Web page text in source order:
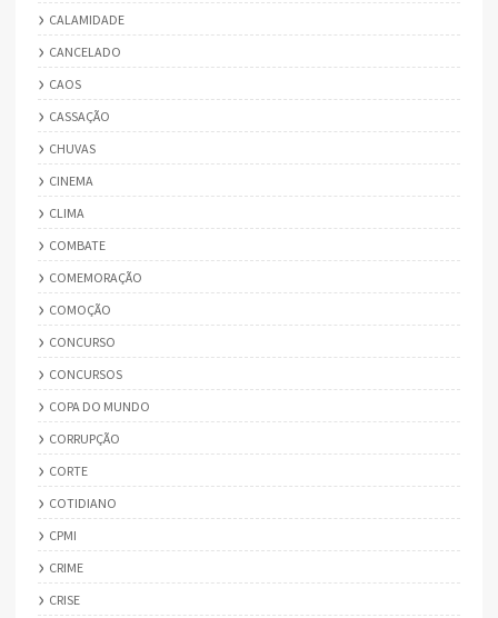
CALAMIDADE
CANCELADO
CAOS
CASSAÇÃO
CHUVAS
CINEMA
CLIMA
COMBATE
COMEMORAÇÃO
COMOÇÃO
CONCURSO
CONCURSOS
COPA DO MUNDO
CORRUPÇÃO
CORTE
COTIDIANO
CPMI
CRIME
CRISE